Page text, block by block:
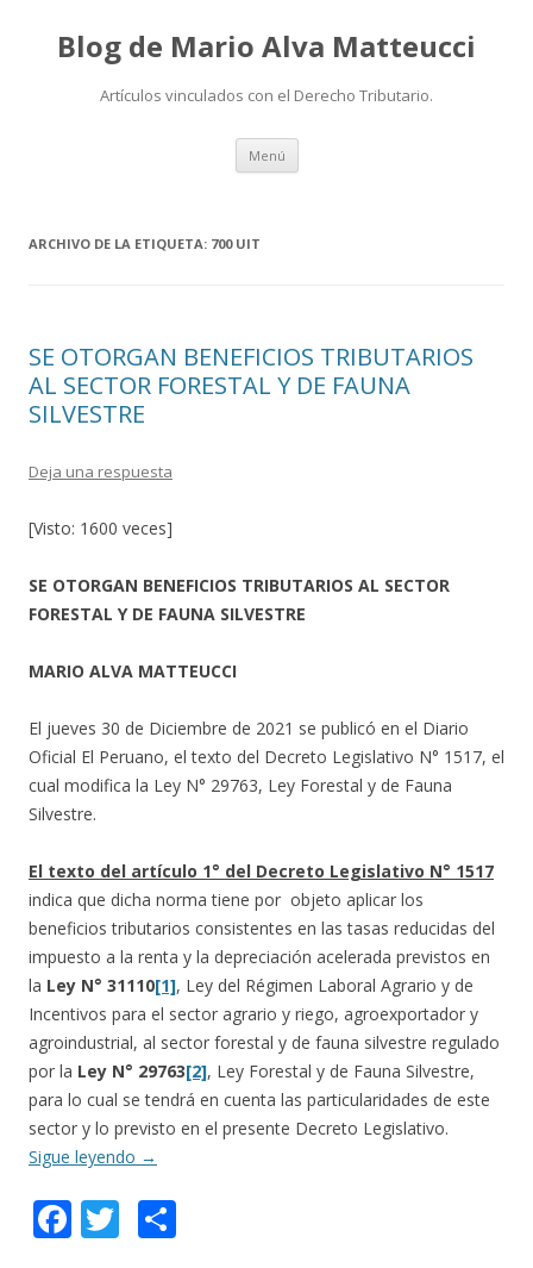
Blog de Mario Alva Matteucci
Artículos vinculados con el Derecho Tributario.
Menú Ir
contenido
ARCHIVO DE LA ETIQUETA: 700 UIT
SE OTORGAN BENEFICIOS TRIBUTARIOS
AL SECTOR FORESTAL Y DE FAUNA
SILVESTRE
Deja una respuesta
[Visto: 1600 veces]
SE OTORGAN BENEFICIOS TRIBUTARIOS AL SECTOR
FORESTAL Y DE FAUNA SILVESTRE
MARIO ALVA MATTEUCCI
El jueves 30 de Diciembre de 2021 se publicó en el Diario
Oficial El Peruano, el texto del Decreto Legislativo N° 1517, el
cual modifica la Ley N° 29763, Ley Forestal y de Fauna
Silvestre.
El texto del artículo 1° del Decreto Legislativo N° 1517
indica que dicha norma tiene por objeto aplicar los
beneficios tributarios consistentes en las tasas reducidas del
impuesto a la renta y la depreciación acelerada previstos en
la Ley N° 31110[1], Ley del Régimen Laboral Agrario y de
Incentivos para el sector agrario y riego, agroexportador y
agroindustrial, al sector forestal y de fauna silvestre regulado
por la Ley N° 29763[2], Ley Forestal y de Fauna Silvestre,
para lo cual se tendrá en cuenta las particularidades de este
sector y lo previsto en el presente Decreto Legislativo.
Sigue leyendo →
F T